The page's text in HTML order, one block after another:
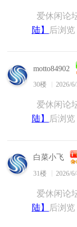
爱休闲论
陆】
后浏览
motto84902
30楼 2026/
爱休闲论
陆】
后浏览
白菜小飞
31楼 2026/
爱休闲论
陆】
后浏览